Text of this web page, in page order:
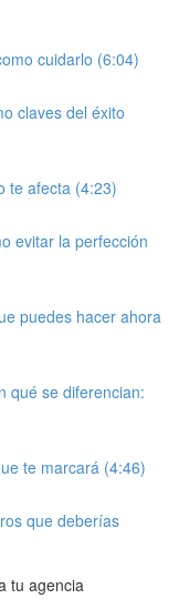
cuidarlo (6:04)
claves del éxito
te afecta (4:23)
evitar la perfección
puedes hacer ahora
qué se diferencian:
te marcará (4:46)
que deberías
tu agencia